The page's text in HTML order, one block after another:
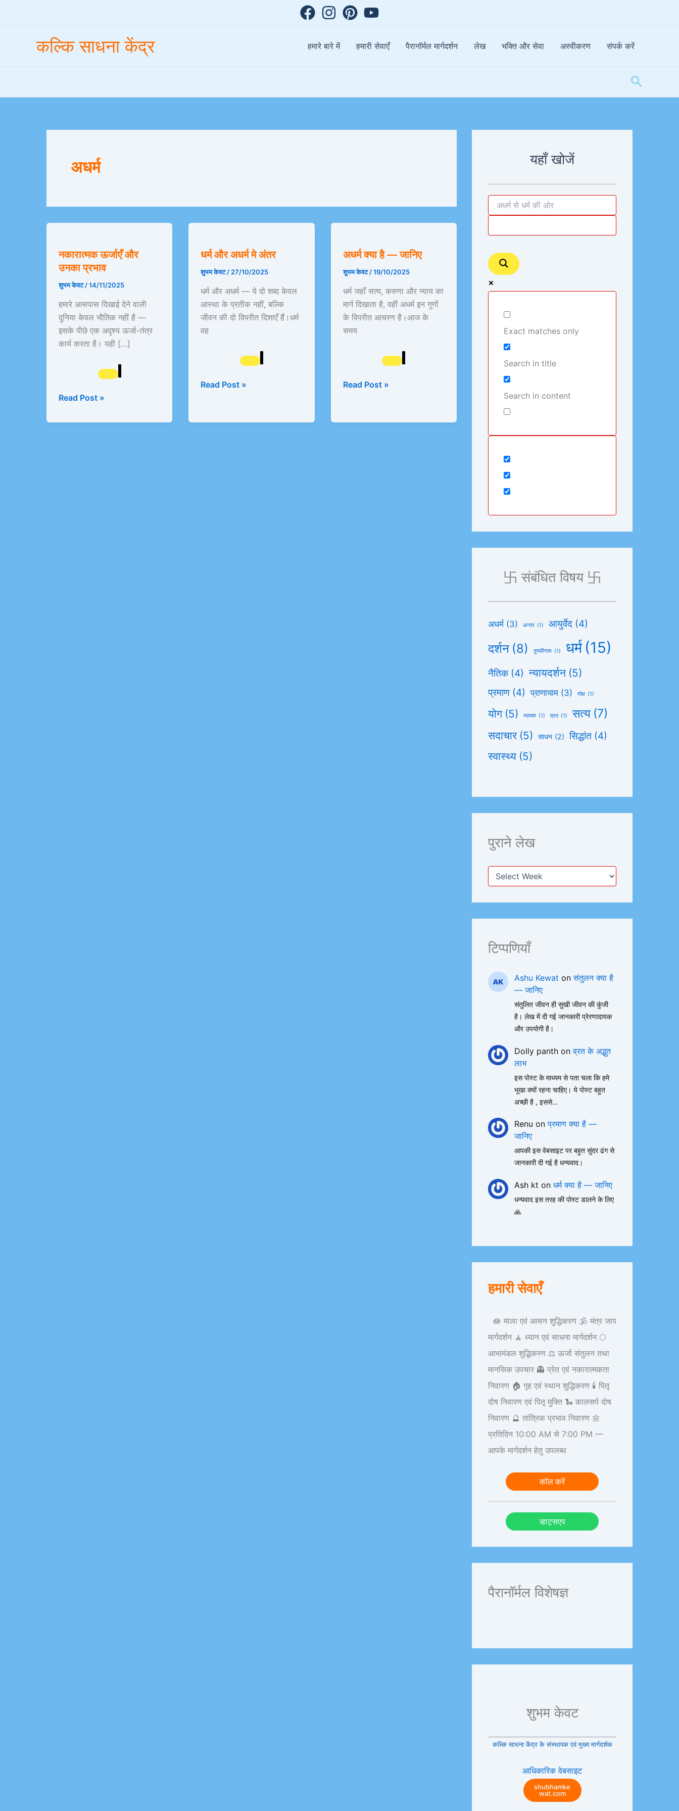
कल्कि साधना केंद्र हमारे बारे में हमारी सेवाएँ पैरानॉर्मल मार्गदर्शन लेख भक्ति और सेवा अस्वीकरण संपर्क करें
Search
अधर्म
नकारात्मक ऊर्जाएँ और
उनका प्रभाव
शुभम केवट/14/11/2025
हमारे आसपास दिखाई देने वाली
दुनिया केवल भौतिक नहीं है —
इसके पीछे एक अदृश्य ऊर्जा-तंत्र
कार्य करता है। यही […]
और
उनका
प्रभाव
Read Post »
धर्म और अधर्म मे अंतर
शुभम केवट/ 27/10/2025
धर्म और अधर्म — ये दो शब्द केवल
आस्था के प्रतीक नहीं, बल्कि
जीवन की दो विपरीत दिशाएँ हैं।धर्म
वह
अधर्म
मे
Read Post »
अधर्म क्या है — जानिए
शुभम केवट/19/10/2025
धर्म जहाँ सत्य, करुणा और न्याय का
मार्ग दिखाता है, वहीं अधर्म इन गुणों
के विपरीत आचरण है।आज के
समय
है
—
Read Post »
यहाँ खोजें
Exact matches only
Search in title
Search in content
卐 संबंधित विषय 卐
अधर्म (3) अन्तर (1) आयुर्वेद (4)
दर्शन (8) दुष्परिणाम (1) धर्म (15)
नैतिक (4) न्यायदर्शन (5)
प्रमाण (4) प्राणायाम (3) मोक्ष (1)
योग (5) व्यायाम (1) व्रत (1) सत्य (7)
सदाचार (5) साधन (2) सिद्धांत (4)
स्वास्थ्य (5)
पुराने लेख
v
e
टिप्पणियाँ
Ashu Kewat onसंतुलन क्या है
— जानिए
संतुलित जीवन ही सुखी जीवन की कुंजी
है। लेख में दी गई जानकारी प्रेरणादायक
और उपयोगी है।
Dolly panth onव्रत के अद्भुत
लाभ
इस पोस्ट के माध्यम से पता चला कि हमे
भूखा क्यों रहना चाहिए। ये पोस्ट बहुत
अच्छी है , इससे…
Renu onप्रमाण क्या है —
जानिए
आपकी इस वेबसाइट पर बहुत सुंदर ढंग से
जानकारी दी गई है धन्यवाद।
Ash kt on धर्म क्या है — जानिए
धन्यवाद इस तरह की पोस्ट डालने के लिए
🙏
हमारी सेवाएँ
🪷 माला एवं आसन शुद्धिकरण 🕉️ मंत्र जाप
मार्गदर्शन 🧘 ध्यान एवं साधना मार्गदर्शन 🌕
आभामंडल शुद्धिकरण ⚖️ ऊर्जा संतुलन तथा
मानसिक उपचार 👻 प्रेत एवं नकारात्मकता
निवारण 🏠 गृह एवं स्थान शुद्धिकरण 🕯️ पितृ
दोष निवारण एवं पितृ मुक्ति 🐍 कालसर्प दोष
निवारण 🔮 तांत्रिक प्रभाव निवारण 🌼
प्रतिदिन 10:00 AM से 7:00 PM —
आपके मार्गदर्शन हेतु उपलब्ध
कॉल करें
व्हाट्सएप
पैरानॉर्मल विशेषज्ञ
शुभम केवट
कल्कि साधना केंद्र के संस्थापक एवं मुख्य मार्गदर्शक
आधिकारिक वेबसाइट
shubhamke
wat.com